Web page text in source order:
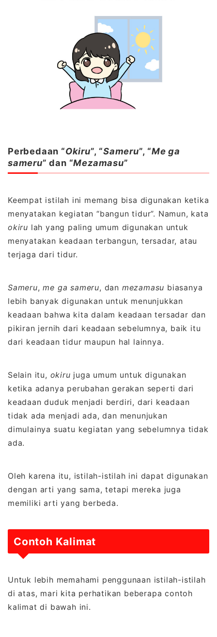
Perbedaan “Okiru”, “Sameru”, “Me ga
sameru” dan “Mezamasu”
Keempat istilah ini memang bisa digunakan ketika
menyatakan kegiatan “bangun tidur”. Namun, kata
okiru lah yang paling umum digunakan untuk
menyatakan keadaan terbangun, tersadar, atau
terjaga dari tidur.
Sameru,me ga sameru, dan mezamasu biasanya
lebih banyak digunakan untuk menunjukkan
keadaan bahwa kita dalam keadaan tersadar dan
pikiran jernih dari keadaan sebelumnya, baik itu
dari keadaan tidur maupun hal lainnya.
Selain itu, okiru juga umum untuk digunakan
ketika adanya perubahan gerakan seperti dari
keadaan duduk menjadi berdiri, dari keadaan
tidak ada menjadi ada, dan menunjukan
dimulainya suatu kegiatan yang sebelumnya tidak
ada.
Oleh karena itu, istilah-istilah ini dapat digunakan
dengan arti yang sama, tetapi mereka juga
memiliki arti yang berbeda.
Contoh Kalimat
Untuk lebih memahami penggunaan istilah-istilah
di atas, mari kita perhatikan beberapa contoh
kalimat di bawah ini.